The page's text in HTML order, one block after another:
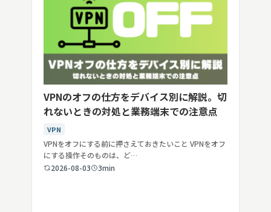
VPNのオフの仕方をデバイス別に解説。切
れないときの対処と業務端末での注意点
VPN
VPNをオフにする前に押さえておきたいこと VPNをオフ
にする操作そのものは、ど…
2026-08-03
3min